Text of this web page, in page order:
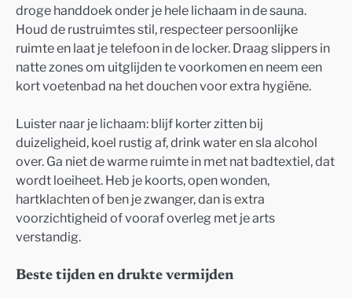
droge handdoek onder je hele lichaam in de sauna.
Houd de rustruimtes stil, respecteer persoonlijke
ruimte en laat je telefoon in de locker. Draag slippers in
natte zones om uitglijden te voorkomen en neem een
kort voetenbad na het douchen voor extra hygiëne.
Luister naar je lichaam: blijf korter zitten bij
duizeligheid, koel rustig af, drink water en sla alcohol
over. Ga niet de warme ruimte in met nat badtextiel, dat
wordt loeiheet. Heb je koorts, open wonden,
hartklachten of ben je zwanger, dan is extra
voorzichtigheid of vooraf overleg met je arts
verstandig.
Beste tijden en drukte vermijden